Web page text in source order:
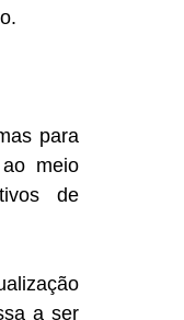
para
meio
de
a ser